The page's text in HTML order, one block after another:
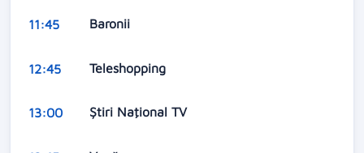
11:45 Baronii
12:45 Teleshopping
13:00 Ştiri Naţional TV